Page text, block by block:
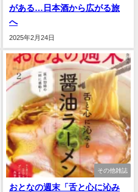
がある…日本酒から広がる旅
へ
2025年2月24日
その他雑誌
おとなの週末「舌と心に沁み